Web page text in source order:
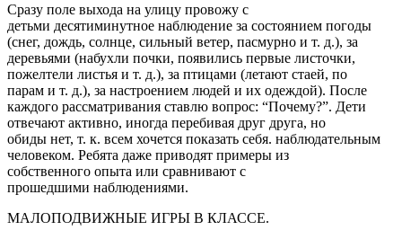
Сразу поле выхода на улицу провожу с
детьми десятиминутное наблюдение за состоянием погоды
(снег, дождь, солнце, сильный ветер, пасмурно и т. д.), за
деревьями (набухли почки, появились первые листочки,
пожелтели листья и т. д.), за птицами (летают стаей, по
парам и т. д.), за настроением людей и их одеждой). После
каждого рассматривания ставлю вопрос: “Почему?”. Дети
отвечают активно, иногда перебивая друг друга, но
обиды нет, т. к. всем хочется показать себя. наблюдательным
человеком. Ребята даже приводят примеры из
собственного опыта или сравнивают с
прошедшими наблюдениями.
МАЛОПОДВИЖНЫЕ ИГРЫ В КЛАССЕ.